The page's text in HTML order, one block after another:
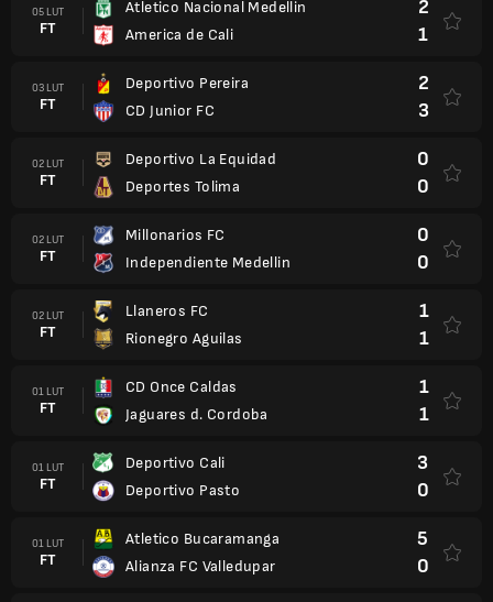
05 LUT
FT
Atletico Nacional Medellin
America de Cali
2
1
03 LUT
FT
Deportivo Pereira
CD Junior FC
2
3
02 LUT
FT
Deportivo La Equidad
Deportes Tolima
0
0
02 LUT
FT
Millonarios FC
Independiente Medellin
0
0
02 LUT
FT
Llaneros FC
Rionegro Aguilas
1
1
01 LUT
FT
CD Once Caldas
Jaguares d. Cordoba
1
1
01 LUT
FT
Deportivo Cali
Deportivo Pasto
3
0
01 LUT
FT
Atletico Bucaramanga
Alianza FC Valledupar
5
0